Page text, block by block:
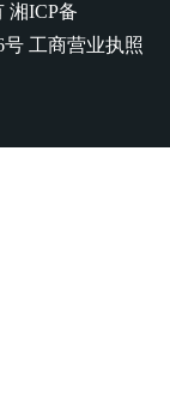
湘ICP备
号 工商营业执照